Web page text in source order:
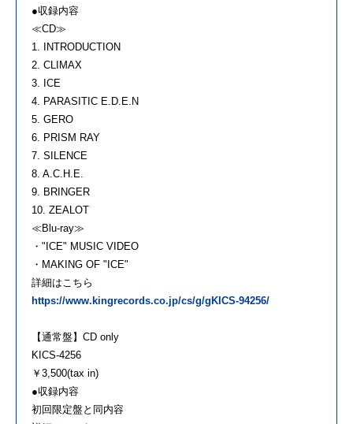
●収録内容
≪CD≫
1. INTRODUCTION
2. CLIMAX
3. ICE
4. PARASITIC E.D.E.N
5. GERO
6. PRISM RAY
7. SILENCE
8. A.C.H.E.
9. BRINGER
10. ZEALOT
≪Blu-ray≫
・"ICE" MUSIC VIDEO
・MAKING OF "ICE"
詳細はこちら
https://www.kingrecords.co.jp/cs/g/gKICS-94256/
【通常盤】CD only
KICS-4256
￥3,500(tax in)
●収録内容
初回限定盤と同内容